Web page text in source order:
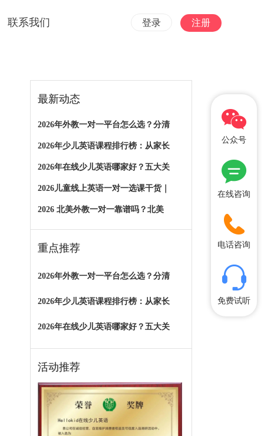
联系我们 登录 注册
最新动态
2026年外教一对一平台怎么选？分清
2026年少儿英语课程排行榜：从家长
2026年在线少儿英语哪家好？五大关
2026儿童线上英语一对一选课干货｜
2026 北美外教一对一靠谱吗？北美
重点推荐
2026年外教一对一平台怎么选？分清
2026年少儿英语课程排行榜：从家长
2026年在线少儿英语哪家好？五大关
活动推荐
公众号
在线咨询
电话咨询
免费试听